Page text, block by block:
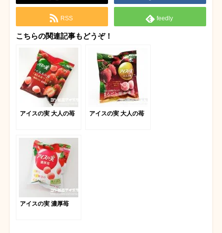
RSS feedly
こちらの関連記事もどうぞ！
アイスの実 大人の苺 アイスの実 大人の苺
アイスの実 濃厚苺